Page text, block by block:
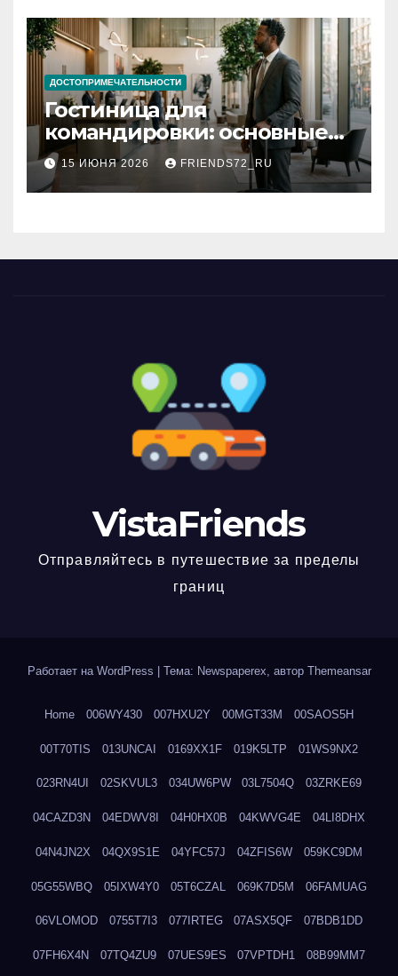
ДОСТОПРИМЕЧАТЕЛЬНОСТИ
Гостиница для
командировки: основные
критерии выбора
15 ИЮНЯ 2026 FRIENDS72_RU
VistaFriends
Отправляйтесь в путешествие за пределы
границ
Работает на WordPress Тема: Newspaperex, автор Themeansar
Home 006WY430 007HXU2Y 00MGT33M 00SAOS5H
00T70TIS 013UNCAI 0169XX1F 019K5LTP 01WS9NX2
023RN4UI 02SKVUL3 034UW6PW 03L7504Q 03ZRKE69
04CAZD3N 04EDWV8I 04H0HX0B 04KWVG4E 04LI8DHX
04N4JN2X 04QX9S1E 04YFC57J 04ZFIS6W 059KC9DM
05G55WBQ 05IXW4Y0 05T6CZAL 069K7D5M 06FAMUAG
06VLOMOD 0755T7I3 077IRTEG 07ASX5QF 07BDB1DD
07FH6X4N 07TQ4ZU9 07UES9ES 07VPTDH1 08B99MM7